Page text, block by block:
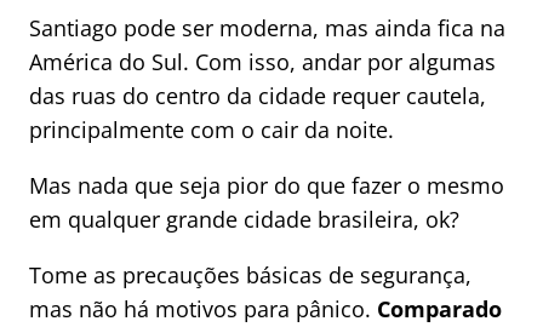
Santiago pode ser moderna, mas ainda fica na
América do Sul. Com isso, andar por algumas
das ruas do centro da cidade requer cautela,
principalmente com o cair da noite.
Mas nada que seja pior do que fazer o mesmo
em qualquer grande cidade brasileira, ok?
Tome as precauções básicas de segurança,
mas não há motivos para pânico. Comparado